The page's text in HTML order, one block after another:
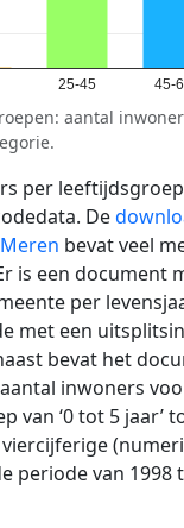
25-45 45-
aantal
per
De
bevat veel
is een document
per
met een
bevat het
inwoners
van ‘0 tot 5 jaar’
periode van 1998